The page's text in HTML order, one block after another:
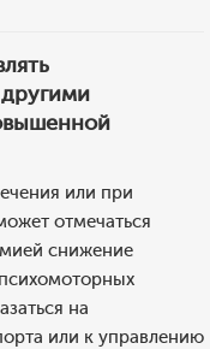
или при
отмечаться
снижение
на
или к управлению